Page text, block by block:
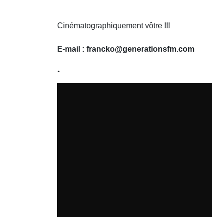
Cinématographiquement vôtre !!!
E-mail : francko@generationsfm.com
.